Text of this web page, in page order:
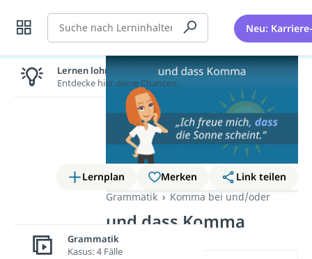
Suche Neu:
Lernplan Merken
Link teilen
Grammatik
Komma bei und/oder
und dass Komma
Lernen lohnt sich!
Entdecke hier deine Chancen.
Grammatik
Kasus: 4 Fälle